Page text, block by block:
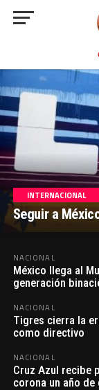
Team
INTERNACIONAL
Seguir a
NACIONAL
México golea
NACIONAL
México llega al
generación
NACIONAL
Tigres cierra la
como directivo
NACIONAL
Cruz Azul recibe
corona un año de